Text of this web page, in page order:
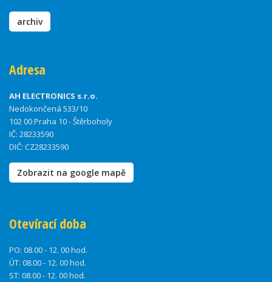
archiv
Adresa
AH ELECTRONICS s.r.o.
Nedokončená 533/10
102 00 Praha 10 - Štěrboholy
IČ: 28233590
DIČ: CZ28233590
Zobrazit na google mapě
Otevírací doba
PO: 08.00 - 12. 00 hod.
ÚT: 08.00 - 12. 00 hod.
ST: 08.00 - 12. 00 hod.